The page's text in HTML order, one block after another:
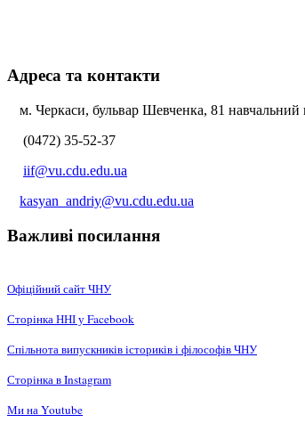
Адреса та контакти
м. Черкаси, бульвар Шевченка, 81
(0472) 35-52-37
iif@vu.cdu.edu.ua
kasyan_andriy@vu.cdu.edu.ua
Важливі посилання
Офіційний сайт ЧНУ
Сторінка ННІ у Facebook
Спільнота випускників істориків і філософів ЧНУ
Сторінка в Instagram
Ми на Youtube